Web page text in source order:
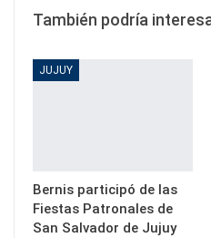
También podría
JUJUY
Bernis participó de las
Fiestas Patronales de
San Salvador de Jujuy